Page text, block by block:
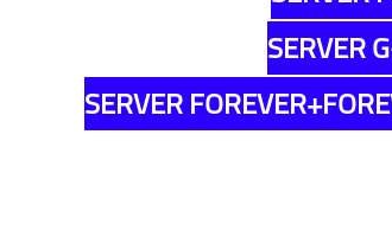
SERVER
SERVER